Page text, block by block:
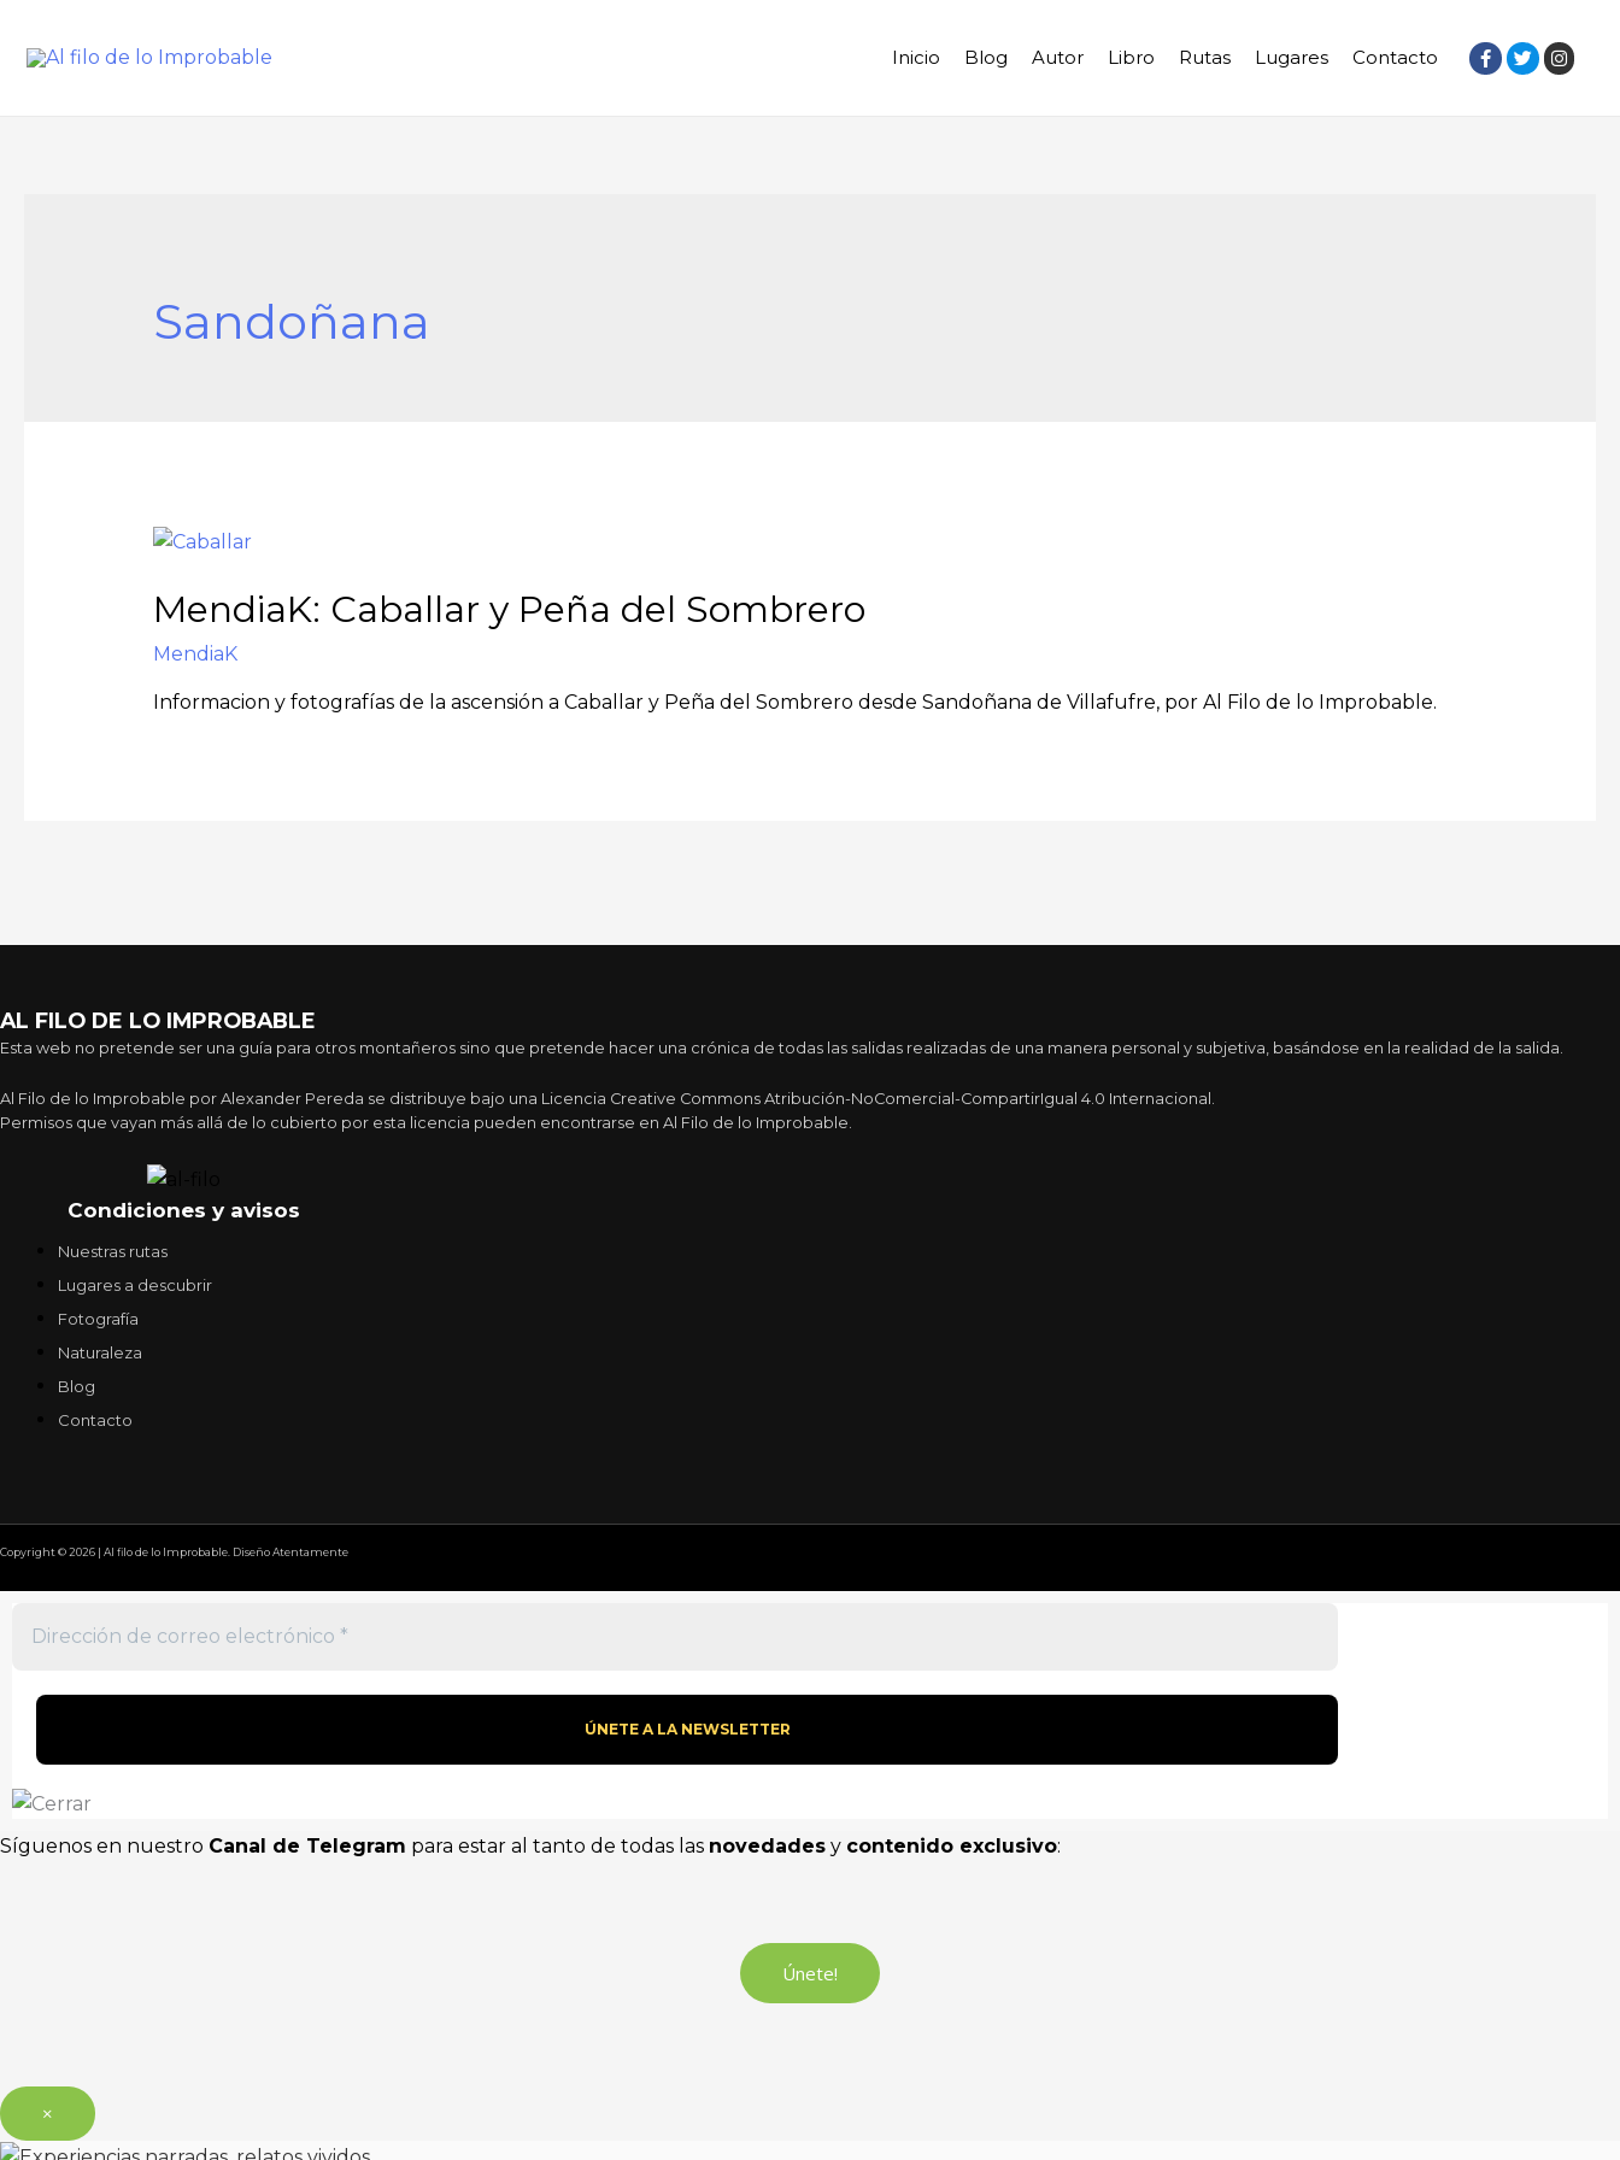
Inicio Blog Autor Libro Rutas Lugares Contacto
Sandoñana
MendiaK: Caballar y Peña del Sombrero
MendiaK
Informacion y fotografías de la ascensión a Caballar y Peña del Sombrero desde Sandoñana de Villafufre, por Al Filo de lo Improbable.
AL FILO DE LO IMPROBABLE
Esta web no pretende ser una guía para otros montañeros sino que pretende hacer una crónica de todas las salidas realizadas de una manera personal y subjetiva, basándose en la realidad de la salida.
Al Filo de lo Improbable por Alexander Pereda se distribuye bajo una Licencia Creative Commons Atribución-NoComercial-CompartirIgual 4.0 Internacional.
Permisos que vayan más allá de lo cubierto por esta licencia pueden encontrarse en Al Filo de lo Improbable.
Condiciones y avisos
Nuestras rutas
Lugares a descubrir
Fotografía
Naturaleza
Blog
Contacto
Copyright © 2026 | Al filo de lo Improbable. Diseño Atentamente
Síguenos en nuestro Canal de Telegram para estar al tanto de todas las novedades y contenido exclusivo:
Únete!
×